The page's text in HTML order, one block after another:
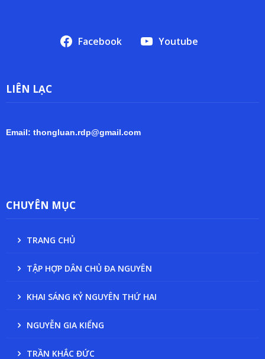
Facebook Youtube
LIÊN LẠC
Email: thongluan.rdp@gmail.com
CHUYÊN MỤC
TRANG CHỦ
TẬP HỢP DÂN CHỦ ĐA NGUYÊN
KHAI SÁNG KỶ NGUYÊN THỨ HAI
NGUYỄN GIA KIỂNG
TRẦN KHẮC ĐỨC